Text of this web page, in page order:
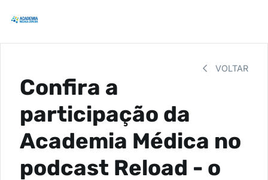
VOLTAR
Confira a
participação da
Academia Médica no
podcast Reload - o